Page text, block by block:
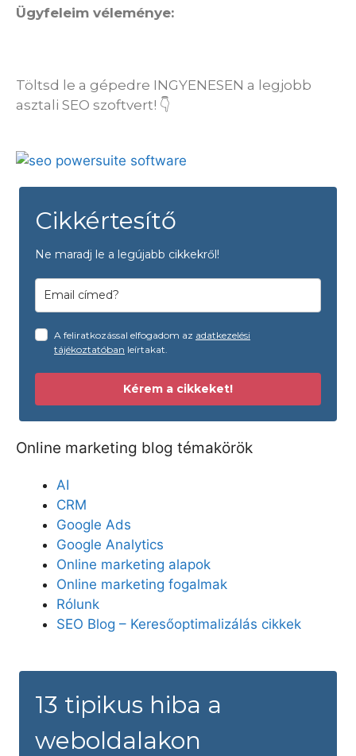
Ügyfeleim véleménye:
Töltsd le a gépedre INGYENESEN a legjobb
asztali SEO szoftvert! 👇
Cikkértesítő
Ne maradj le a legújabb cikkekről!
A feliratkozással elfogadom az adatkezelési
tájékoztatóban leírtakat.
Kérem a cikkeket!
Online marketing blog témakörök
AI
CRM
Google Ads
Google Analytics
Online marketing alapok
Online marketing fogalmak
Rólunk
SEO Blog – Keresőoptimalizálás cikkek
13 tipikus hiba a
weboldalakon